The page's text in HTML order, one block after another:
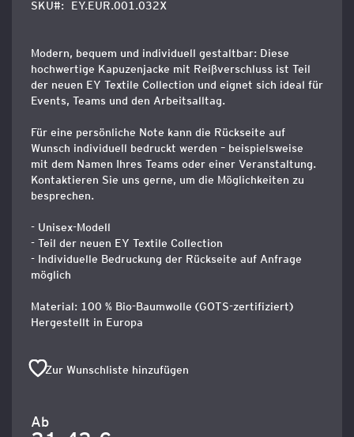
SKU EY.EUR.001.032X
Modern, bequem und individuell gestaltbar: Diese
hochwertige Kapuzenjacke mit Reißverschluss ist Teil
der neuen EY Textile Collection und eignet sich ideal für
Events, Teams und den Arbeitsalltag.
Für eine persönliche Note kann die Rückseite auf
Wunsch individuell bedruckt werden – beispielsweise
mit dem Namen Ihres Teams oder einer Veranstaltung.
Kontaktieren Sie uns gerne, um die Möglichkeiten zu
besprechen.
- Unisex-Modell
- Teil der neuen EY Textile Collection
- Individuelle Bedruckung der Rückseite auf Anfrage
möglich
Material: 100 % Bio-Baumwolle (GOTS-zertifiziert)
Hergestellt in Europa
Zur Wunschliste hinzufügen
Ab